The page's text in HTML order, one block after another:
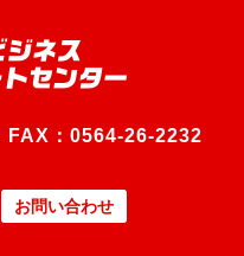
FAX：0564-26-2232
お問い合わせ